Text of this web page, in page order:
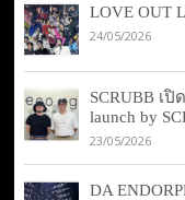
LOVE OUT
24/05/2026
SCRUBB เปิ
launch by
23/05/2026
DA